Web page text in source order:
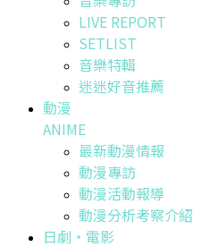
LIVE REPORT
SETLIST
音樂特輯
迷迷好音推薦
動漫
ANIME
最新動漫情報
動漫專訪
動漫活動報導
動漫分析考察介紹
日劇・電影